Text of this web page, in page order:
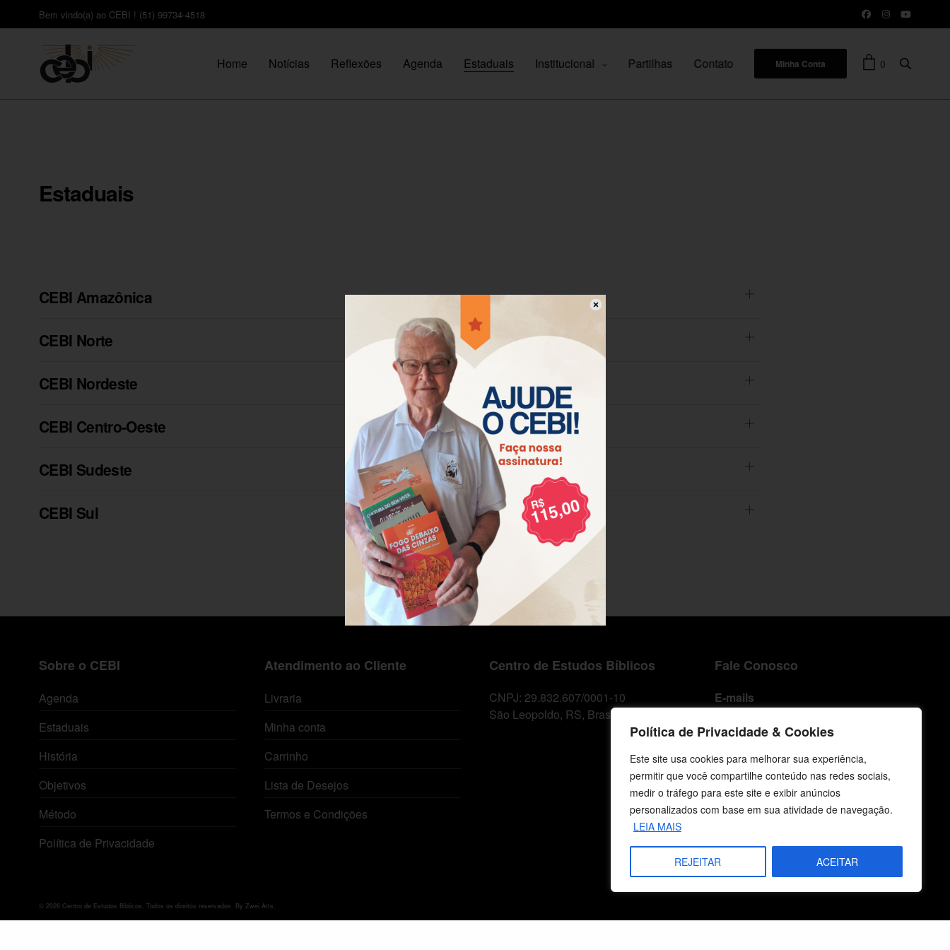
Política de Privacidade & Cookies
Este site usa cookies para melhorar sua experiência,
permitir que você compartilhe conteúdo nas redes sociais,
medir o tráfego para este site e exibir anúncios
personalizados com base em sua atividade de navegação.
LEIA MAIS
REJEITAR ACEITAR
Bem vindo(a) ao CEBI ! (51) 99734-4518
Home Notícias Reflexões Agenda Estaduais Institucional Partilhas Contato Minha Conta 0
Estaduais
CEBI Amazônica
CEBI Norte
CEBI Nordeste
CEBI Centro-Oeste
CEBI Sudeste
CEBI Sul
Sobre o CEBI
Agenda
Estaduais
História
Objetivos
Método
Política de Privacidade
Atendimento ao Cliente
Livraria
Minha conta
Carrinho
Lista de Desejos
Termos e Condições
Centro de Estudos Bíblicos
CNPJ: 29.832.607/0001-10
São Leopoldo, RS, Brasil
Fale Conosco
E-mails
comunicacao@cebi.org.br
WhatsApp / Vendas
+55 (51) 99734-4518
WhatsApp / Comunicação
© 2026 Centro de Estudos Biblicos. Todos os direitos reservados. By Zwei Arts.